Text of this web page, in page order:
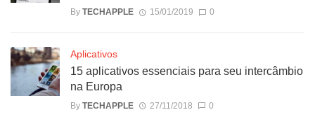
By TECHAPPLE 15/01/2019 0
Aplicativos
15 aplicativos essenciais para seu intercâmbio
na Europa
By TECHAPPLE 27/11/2018 0